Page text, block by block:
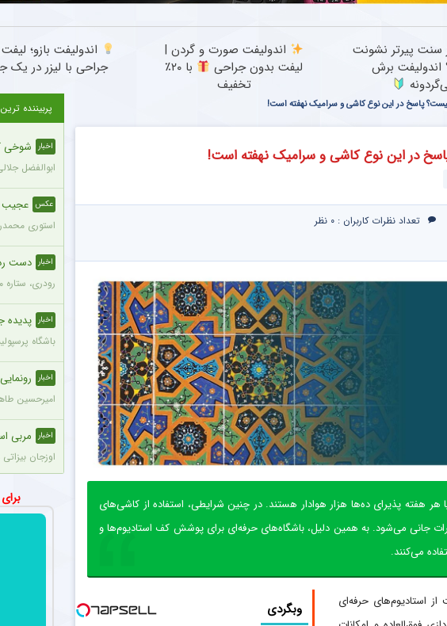
سنت پیرتر نشونت
اندولیفت برش
اندولیفت صورت و گردن |
لیفت بدون جراحی
با ۲۰٪
تخفیف
اندولیفت بازو؛
جراحی با لیزر در یک
پاسخ در این نوع کاشی و سرامیک نهفته است!
در این نوع کاشی و سرامیک نهفته است!
تعداد نظرات کاربران : ۰ نظر
هر هفته پذیرای ده‌ها هزار هوادار هستند. در چنین شرایطی، استفاده از کاشی‌های
می‌شود. به همین دلیل، باشگاه‌های حرفه‌ای برای پوشش کف استادیوم‌ها و
می‌کنند.
وبگردی
استادیوم‌های حرفه‌ای
پربیننده ترین
اخبار شوخی
ابوالفضل
عکس عجیب
استوری
اخبار دست رد
رودری،
اخبار پدیده
باشگاه پرسپولیس
اخبار
امیرحسین
اخبار مربی
اوزجان
با اعلام
رضا شکاری